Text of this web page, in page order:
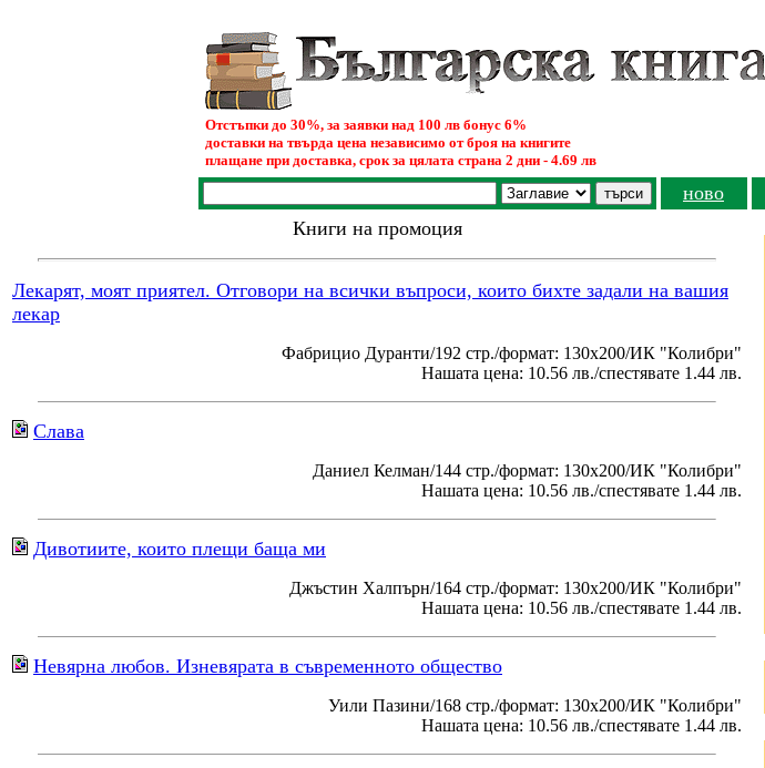
Отстъпки до 30%, за заявки над 100 лв бонус 6%
доставки на твърда цена независимо от броя на книгите
плащане при доставка, срок за цялата страна 2 дни - 4.69 лв
ново
Книги на промоция
Лекарят, моят приятел. Отговори на всички въпроси, които бихте задали на вашия
лекар
Фабрицио Дуранти/192 стр./формат: 130х200/ИК "Колибри"
Нашата цена: 10.56 лв./спестявате 1.44 лв.
Слава
Даниел Келман/144 стр./формат: 130х200/ИК "Колибри"
Нашата цена: 10.56 лв./спестявате 1.44 лв.
Дивотиите, които плещи баща ми
Джъстин Халпърн/164 стр./формат: 130х200/ИК "Колибри"
Нашата цена: 10.56 лв./спестявате 1.44 лв.
Невярна любов. Изневярата в съвременното общество
Уили Пазини/168 стр./формат: 130х200/ИК "Колибри"
Нашата цена: 10.56 лв./спестявате 1.44 лв.